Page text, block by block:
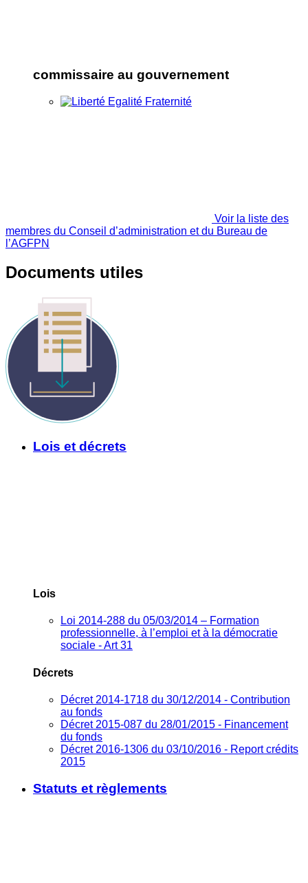
commissaire au gouvernement
Voir la liste des
membres du Conseil d’administration et du Bureau de
l’AGFPN
Documents utiles
Lois et décrets
Lois
Loi 2014-288 du 05/03/2014 – Formation
professionnelle, à l’emploi et à la démocratie
sociale - Art 31
Décrets
Décret 2014-1718 du 30/12/2014 - Contribution
au fonds
Décret 2015-087 du 28/01/2015 - Financement
du fonds
Décret 2016-1306 du 03/10/2016 - Report crédits
2015
Statuts et règlements